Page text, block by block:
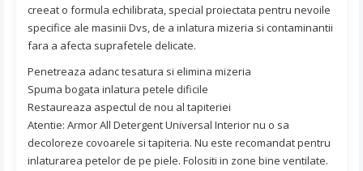
creeat o formula echilibrata, special proiectata pentru nevoile
specifice ale masinii Dvs, de a inlatura mizeria si contaminantii
fara a afecta suprafetele delicate.
Penetreaza adanc tesatura si elimina mizeria
Spuma bogata inlatura petele dificile
Restaureaza aspectul de nou al tapiteriei
Atentie: Armor All Detergent Universal Interior nu o sa
decoloreze covoarele si tapiteria. Nu este recomandat pentru
inlaturarea petelor de pe piele. Folositi in zone bine ventilate.